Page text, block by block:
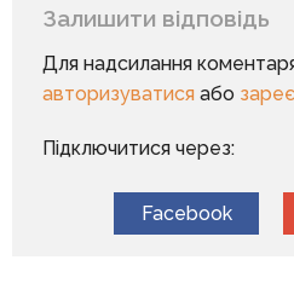
Залишити відповідь
Для надсилання
авторизуватисяабо
Підключитися через:
Facebook